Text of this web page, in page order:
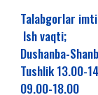
Talabgorlar
Ish vaqti;
Dushanba-
Tushlik 13.00-
09.00-18.00